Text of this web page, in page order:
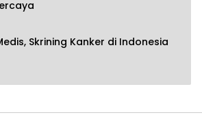
Skrining Kanker di Indonesia